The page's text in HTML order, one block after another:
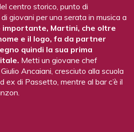
italiane e francesi.
farsi consigliare dai due
per la mescita sul luogo, sia per
asporto. Lo spazio sarà anche
conoscere i produttori di
e degustare annate importanti
forse la novità più eclatante del
cocktail bar con tanto di
drink list (11 signature
centro storico, punto di
giovani per una serata in musica a
importante, Martini, che oltre
e il logo, fa da partner
quindi la sua prima
Metti un giovane chef
Ancaiani, cresciuto alla scuola
ex di Passetto, mentre al bar c’è il